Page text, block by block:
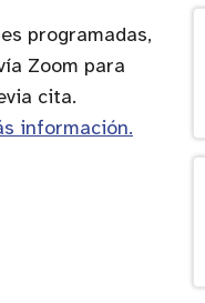
programadas,
Zoom para
cita.
información.